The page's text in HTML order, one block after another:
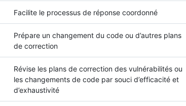
Facilite le processus de réponse coordonné
Prépare un changement du code ou d’autres plans
de correction
Révise les plans de correction des vulnérabilités ou
les changements de code par souci d’efficacité et
d’exhaustivité